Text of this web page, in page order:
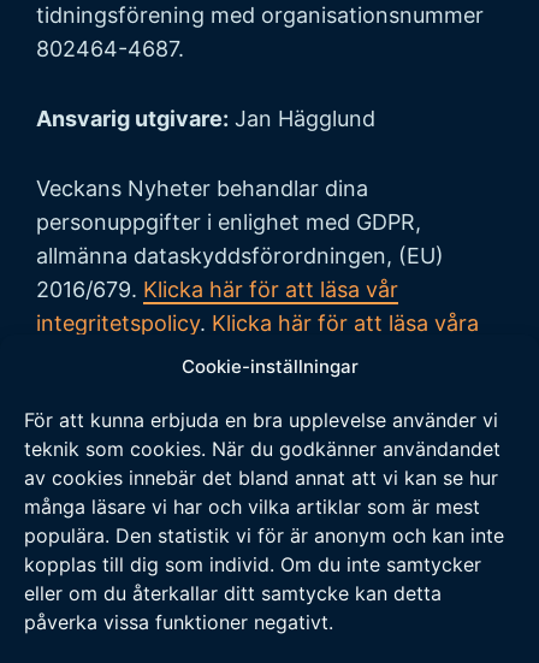
Cookie-inställningar
För att kunna erbjuda en bra upplevelse använder vi
teknik som cookies. När du godkänner användandet
av cookies innebär det bland annat att vi kan se hur
många läsare vi har och vilka artiklar som är mest
populära. Den statistik vi för är anonym och kan inte
kopplas till dig som individ. Om du inte samtycker
eller om du återkallar ditt samtycke kan detta
påverka vissa funktioner negativt.
tidningsförening med organisationsnummer
802464-4687.
Ansvarig utgivare: Jan Hägglund
Veckans Nyheter behandlar dina
personuppgifter i enlighet med GDPR,
allmänna dataskyddsförordningen, (EU)
2016/679. Klicka här för att läsa vår
integritetspolicy. Klicka här för att läsa våra
allmänna villkor vid köp.
Tipsa oss
Vi tar tacksamt emot tips på nyheter och
händelser som vi borde skriva om. Skicka ditt
tips till följande adress:
tipsa@veckansnyheter.se